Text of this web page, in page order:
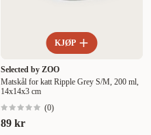
KJØP
Selected by ZOO
Matskål for katt Ripple Grey S/M, 200 ml,
14x14x3 cm
(0)
89 kr